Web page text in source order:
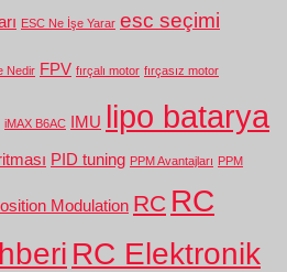
ESC Ne İşe Yarar esc seçimi
Nedir FPV fırçalı motor fırçasız motor
iMAX B6AC IMU lipo batarya
PID tuning PPM Avantajları PPM
Modulation RC RC
RC Elektronik